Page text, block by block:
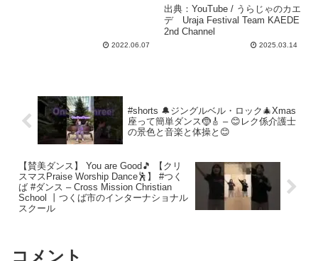
2022.06.07
出典：YouTube / うらじゃのカエ
デ Uraja Festival Team KAEDE
2nd Channel
2025.03.14
#shorts 🔔ジングルベル・ロック🎄Xmas
座って簡単ダンス🤶🎸 – 😊レク係介護士
の景色と音楽と体操と😊
【賛美ダンス】 You are Good🎵 【クリ
スマスPraise Worship Dance🕺】 #つく
ば #ダンス – Cross Mission Christian
School 丨つくば市のインターナショナル
スクール
コメント